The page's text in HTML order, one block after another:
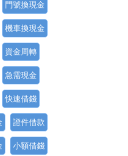
門號換現金
機車換現金
資金周轉
急需現金
快速借錢
證件借款
小額借錢